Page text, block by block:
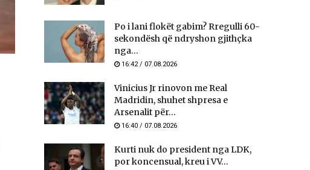
Po i lani flokët gabim? Rregulli 60-
sekondësh që ndryshon gjithçka
nga...
16:42 / 07.08.2026
Vinicius Jr rinovon me Real
Madridin, shuhet shpresa e
Arsenalit për...
16:40 / 07.08.2026
Kurti nuk do president nga LDK,
por koncensual, kreu i VV...